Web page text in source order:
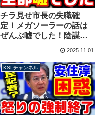
チラ見せ市長の失職確
定！メガソーラーの話は
ぜんぶ嘘でした！陰謀論
【KSLチャンネル】
2025.11.01
KSLチャンネル